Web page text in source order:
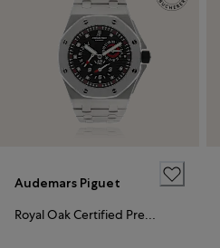
Audemars Piguet
Royal Oak Certified Pre-Owned